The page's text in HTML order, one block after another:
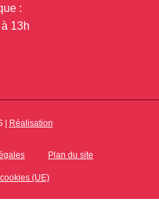
:
13h
| Réalisation
Plan du site
(UE)